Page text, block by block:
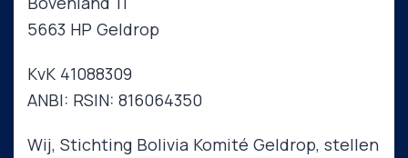
5663 HP Geldrop
KvK 41088309
ANBI: RSIN: 816064350
Wij, Stichting Bolivia Komité Geldrop, stellen